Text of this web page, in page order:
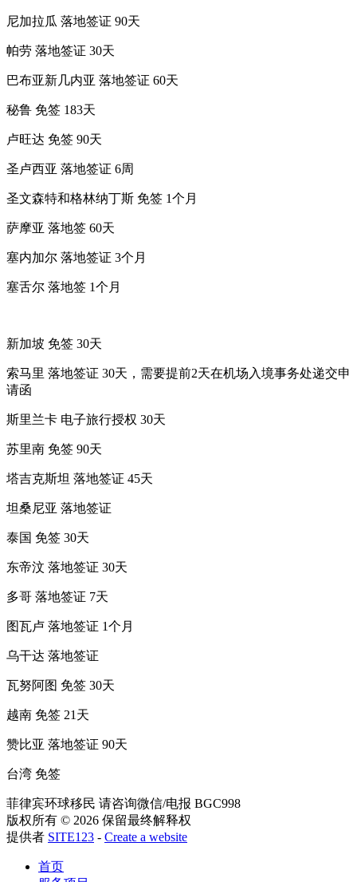
尼加拉瓜 落地签证 90天
帕劳 落地签证 30天
巴布亚新几内亚 落地签证 60天
秘鲁 免签 183天
卢旺达 免签 90天
圣卢西亚 落地签证 6周
圣文森特和格林纳丁斯 免签 1个月
萨摩亚 落地签 60天
塞内加尔 落地签证 3个月
塞舌尔 落地签 1个月
新加坡 免签 30天
索马里 落地签证 30天，需要提前2天在机场入境事务处递交申
请函
斯里兰卡 电子旅行授权 30天
苏里南 免签 90天
塔吉克斯坦 落地签证 45天
坦桑尼亚 落地签证
泰国 免签 30天
东帝汶 落地签证 30天
多哥 落地签证 7天
图瓦卢 落地签证 1个月
乌干达 落地签证
瓦努阿图 免签 30天
越南 免签 21天
赞比亚 落地签证 90天
台湾 免签
菲律宾环球移民 请咨询微信/电报 BGC998
版权所有 © 2026 保留最终解释权
提供者 SITE123 - Create a website
首页